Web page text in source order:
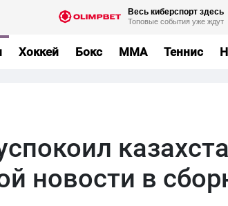
Хоккей Бокс MMA Теннис
новости в